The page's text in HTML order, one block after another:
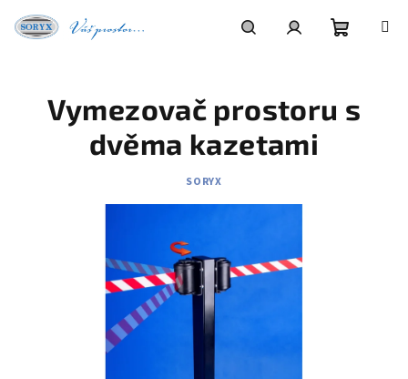
obsah
košík
Vymezovač prostoru s
dvěma kazetami
SORYX